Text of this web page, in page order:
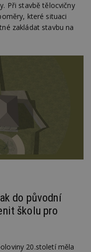
Při stavbě tělocvičny
které situaci
zakládat stavbu na
do původní
školu pro
20.století měla